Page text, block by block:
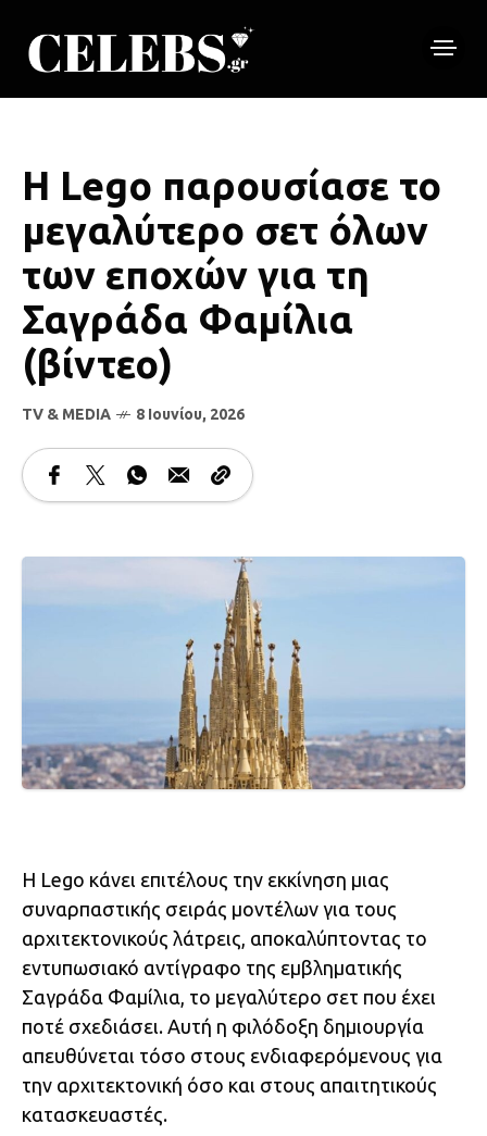
Η Lego παρουσίασε το
μεγαλύτερο σετ όλων
των εποχών για τη
Σαγράδα Φαμίλια
(βίντεο)
TV & MEDIA 8 Ιουνίου, 2026
Η Lego κάνει επιτέλους την εκκίνηση μιας
συναρπαστικής σειράς μοντέλων για τους
αρχιτεκτονικούς λάτρεις, αποκαλύπτοντας το
εντυπωσιακό αντίγραφο της εμβληματικής
Σαγράδα Φαμίλια, το μεγαλύτερο σετ που έχει
ποτέ σχεδιάσει. Αυτή η φιλόδοξη δημιουργία
απευθύνεται τόσο στους ενδιαφερόμενους για
την αρχιτεκτονική όσο και στους απαιτητικούς
κατασκευαστές.